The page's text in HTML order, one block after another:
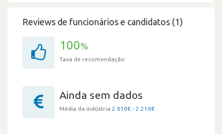
Reviews de funcionários e candidatos (1)
100%
Taxa de recomendação
Ainda sem dados
Média da indústria 2.010€ - 2.210€